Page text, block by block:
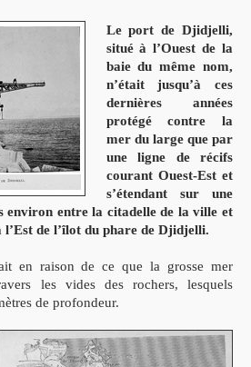
Le port de Djidjelli,
situé à l’Ouest de la
baie du même nom,
n’était jusqu’à ces
dernières années
protégé contre la
mer du large que par
une ligne de récifs
courant Ouest-Est et
s’étendant sur une
environ entre la citadelle de la ville et
de l’îlot du phare de Djidjelli.
en raison de ce que la grosse mer
les vides des rochers, lesquels
de profondeur.